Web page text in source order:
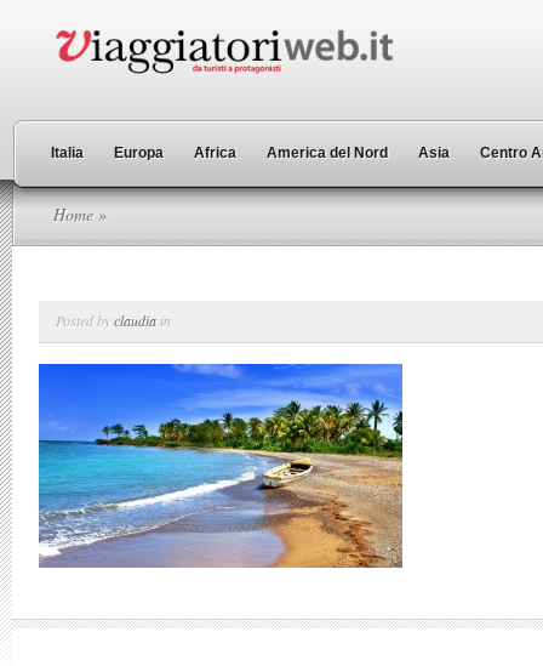
Italia Europa Africa America del Nord Asia Centro
Home »
Posted byclaudia in